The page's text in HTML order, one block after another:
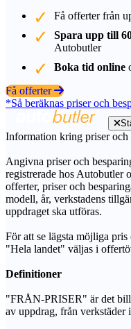
Få offerter från
Spara upp till
Autobutler
Boka tid online
Få offerter
*Så beräknas priser och
Information kring priser och
Angivna priser och
registrerade hos Autobutler
offerter, priser och
modell, år, verkstadens
uppdraget ska utföras.
För att se lägsta möjliga
"Hela landet" väljas i
Definitioner
"FRÅN-PRISER" är det
av uppdrag, från verkstäder